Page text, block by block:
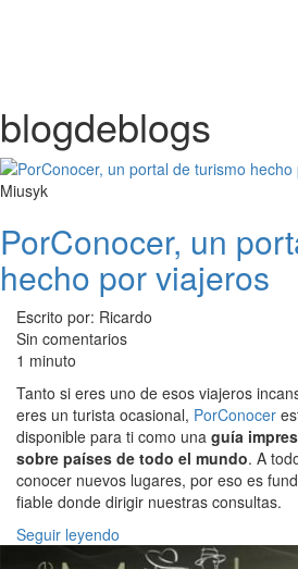
blogdeblogs
Miusyk
PorConocer, un
hecho por viajeros
Escrito por: Ricardo
Sin comentarios
1 minuto
Tanto si eres uno de esos viajeros
eres un turista ocasional, PorConocer
disponible para ti como una guía
sobre países de todo el mundo. A
conocer nuevos lugares, por eso es
fiable donde dirigir nuestras consultas.
Seguir leyendo